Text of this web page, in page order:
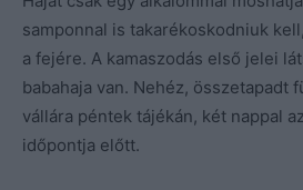
samponnal is takarékoskodniuk
a fejére. A kamaszodás első jelei
babahaja van. Nehéz, összetapadt
vállára péntek tájékán, két nappal
időpontja előtt.